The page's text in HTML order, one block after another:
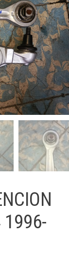
1996-